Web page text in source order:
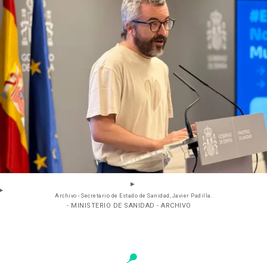
Archivo - Secretario de Estado de Sanidad, Javier Padilla.
- MINISTERIO DE SANIDAD - ARCHIVO